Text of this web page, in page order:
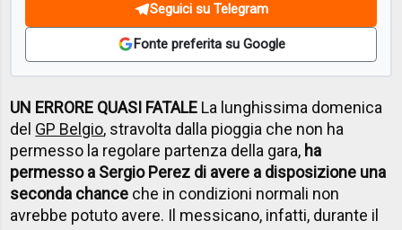
Seguici su Telegram
Fonte preferita su Google
UN ERRORE QUASI FATALE La lunghissima domenica
del GP Belgio, stravolta dalla pioggia che non ha
permesso la regolare partenza della gara, ha
permesso a Sergio Perez di avere a disposizione una
seconda chance che in condizioni normali non
avrebbe potuto avere. Il messicano, infatti, durante il